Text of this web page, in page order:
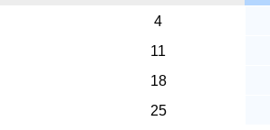
4
11
18
25